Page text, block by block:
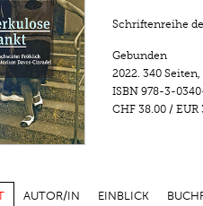
Schriftenreihe
Gebunden
2022. 340 Seiten,
ISBN 978-3-
CHF 38.00/ EUR
AUTOR/IN EINBLICK